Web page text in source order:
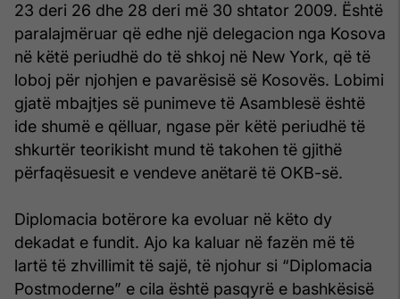
23 deri 26 dhe 28 deri më 30 shtator 2009. Është
paralajmëruar që edhe një delegacion nga Kosova
në këtë periudhë do të shkoj në New York, që të
loboj për njohjen e pavarësisë së Kosovës. Lobimi
gjatë mbajtjes së punimeve të Asamblesë është
ide shumë e qëlluar, ngase për këtë periudhë të
shkurtër teorikisht mund të takohen të gjithë
përfaqësuesit e vendeve anëtarë të OKB-së.
Diplomacia botërore ka evoluar në këto dy
dekadat e fundit. Ajo ka kaluar në fazën më të
lartë të zhvillimit të sajë, të njohur si “Diplomacia
Postmoderne” e cila është pasqyrë e bashkësisë